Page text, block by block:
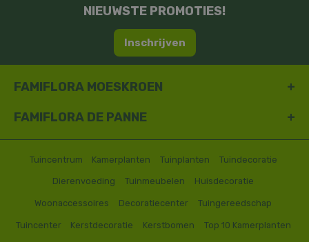
NIEUWSTE PROMOTIES!
Inschrijven
FAMIFLORA MOESKROEN
FAMIFLORA DE PANNE
Tuincentrum Kamerplanten Tuinplanten Tuindecoratie
Dierenvoeding Tuinmeubelen Huisdecoratie
Woonaccessoires Decoratiecenter Tuingereedschap
Tuincenter Kerstdecoratie Kerstbomen Top 10 Kamerplanten